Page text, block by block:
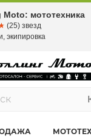
Moto: мототехника
(25) звезд
экипировка